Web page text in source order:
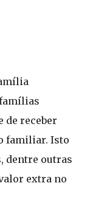
de receber
familiar. Isto
dentre outras
extra no